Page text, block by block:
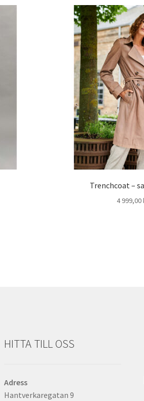
Trenchcoat –
4 999,00
HITTA TILL OSS
Adress
Hantverkaregatan 9